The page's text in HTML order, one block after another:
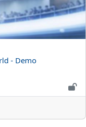
- Demo